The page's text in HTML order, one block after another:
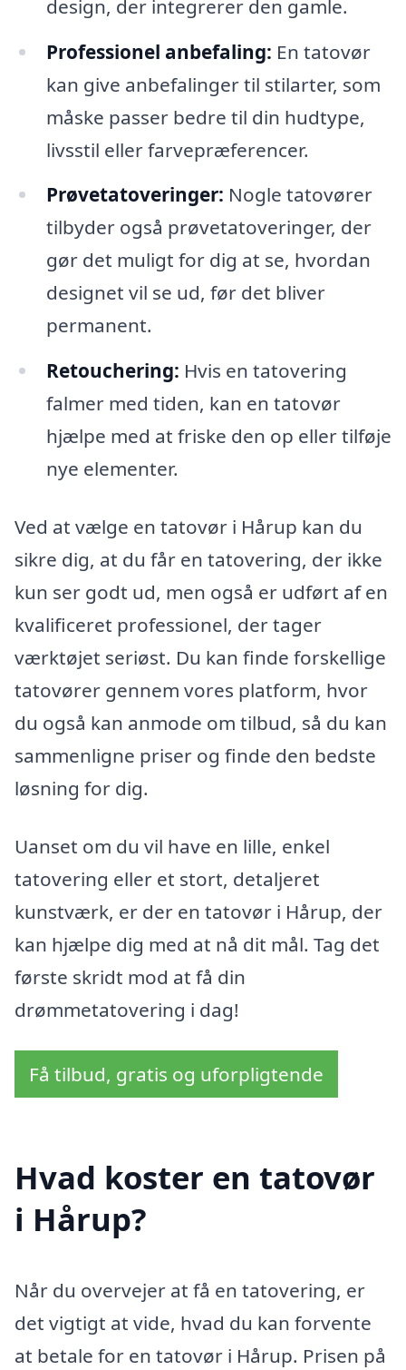
design, der integrerer den gamle.
Professionel anbefaling: En tatovør
kan give anbefalinger til stilarter, som
måske passer bedre til din hudtype,
livsstil eller farvepræferencer.
Prøvetatoveringer: Nogle tatovører
tilbyder også prøvetatoveringer, der
gør det muligt for dig at se, hvordan
designet vil se ud, før det bliver
permanent.
Retouchering: Hvis en tatovering
falmer med tiden, kan en tatovør
hjælpe med at friske den op eller tilføje
nye elementer.
Ved at vælge en tatovør i Hårup kan du
sikre dig, at du får en tatovering, der ikke
kun ser godt ud, men også er udført af en
kvalificeret professionel, der tager
værktøjet seriøst. Du kan finde forskellige
tatovører gennem vores platform, hvor
du også kan anmode om tilbud, så du kan
sammenligne priser og finde den bedste
løsning for dig.
Uanset om du vil have en lille, enkel
tatovering eller et stort, detaljeret
kunstværk, er der en tatovør i Hårup, der
kan hjælpe dig med at nå dit mål. Tag det
første skridt mod at få din
drømmetatovering i dag!
Få tilbud, gratis og uforpligtende
Hvad koster en tatovør
i Hårup?
Når du overvejer at få en tatovering, er
det vigtigt at vide, hvad du kan forvente
at betale for en tatovør i Hårup. Prisen på